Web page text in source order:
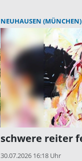
NEUHAUSEN (MÜNCHEN)
schwere reiter
30.07.2026 16:18 Uhr